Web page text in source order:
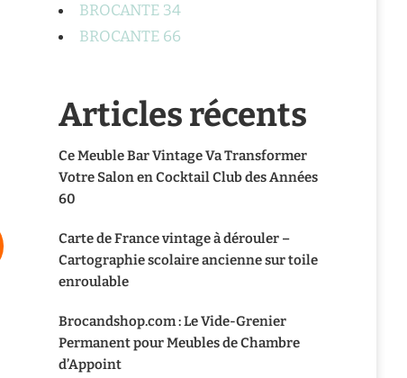
BROCANTE 34
BROCANTE 66
Articles récents
Ce Meuble Bar Vintage Va Transformer
Votre Salon en Cocktail Club des Années
60
Carte de France vintage à dérouler –
Cartographie scolaire ancienne sur toile
enroulable
Brocandshop.com : Le Vide-Grenier
Permanent pour Meubles de Chambre
d’Appoint